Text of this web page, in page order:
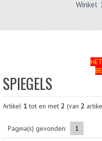
Winkel
SPIEGELS
Artikel 1tot en met 2 (van 2
Pagina(s) gevonden: 1